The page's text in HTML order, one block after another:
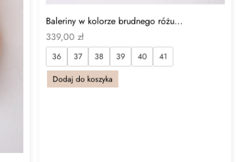
Baleriny w kolorze brudnego różu...
339,00zł
36 37 38 39 40
41
Dodaj do koszyka